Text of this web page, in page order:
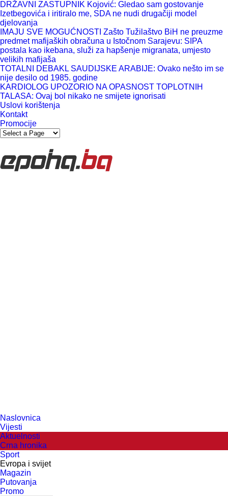
DRŽAVNI ZASTUPNIK Kojović: Gledao sam gostovanje
Izetbegovića i iritiralo me, SDA ne nudi drugačiji model
djelovanja
IMAJU SVE MOGUĆNOSTI Zašto Tužilaštvo BiH ne preuzme
predmet mafijaških obračuna u Istočnom Sarajevu: SIPA
postala kao ikebana, služi za hapšenje migranata, umjesto
velikih mafijaša
TOTALNI DEBAKL SAUDIJSKE ARABIJE: Ovako nešto im se
nije desilo od 1985. godine
KARDIOLOG UPOZORIO NA OPASNOST TOPLOTNIH
TALASA: Ovaj bol nikako ne smijete ignorisati
Uslovi korištenja
Kontakt
Promocije
Naslovnica
Vijesti
Aktuelnosti
Crna hronika
Sport
Evropa i svijet
Magazin
Putovanja
Promo